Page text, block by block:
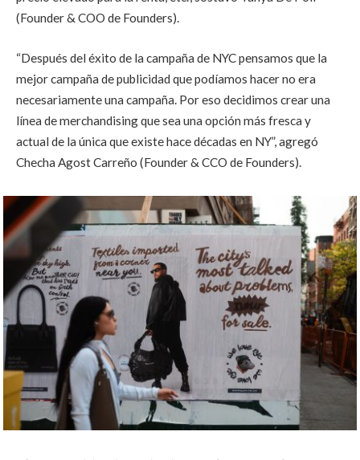
(Founder & COO de Founders).
“Después del éxito de la campaña de NYC pensamos que la
mejor campaña de publicidad que podíamos hacer no era
necesariamente una campaña. Por eso decidimos crear una
línea de merchandising que sea una opción más fresca y
actual de la única que existe hace décadas en NY”, agregó
Checha Agost Carreño (Founder & CCO de Founders).